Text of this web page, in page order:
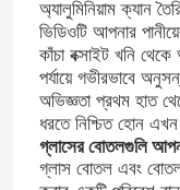
অ্যালুমিনিয়াম ক্যান
ভিডিওটি আপনার
কাঁচা বক্সাইট খনি
পর্যায়ে গভীরভাবে
অভিজ্ঞতা প্রথম হাত
ধরতে নিশ্চিত হোন
গ্লাসের বোতলগুলি
গ্লাস বোতল এবং বোতল